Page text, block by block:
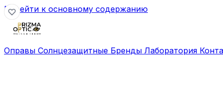
Перейти к основному содержанию
Оправы Солнцезащитные Бренды Лаборатория